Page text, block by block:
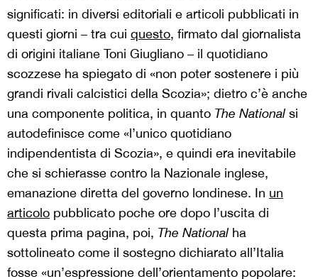
significati: in diversi editoriali e articoli pubblicati in
questi giorni – tra cui questo, firmato dal giornalista
di origini italiane Toni Giugliano – il quotidiano
scozzese ha spiegato di «non poter sostenere i più
grandi rivali calcistici della Scozia»; dietro c’è anche
una componente politica, in quanto The National si
autodefinisce come «l’unico quotidiano
indipendentista di Scozia», e quindi era inevitabile
che si schierasse contro la Nazionale inglese,
emanazione diretta del governo londinese. In un
articolo pubblicato poche ore dopo l’uscita di
questa prima pagina, poi, The National ha
sottolineato come il sostegno dichiarato all’Italia
fosse «un’espressione dell’orientamento popolare: